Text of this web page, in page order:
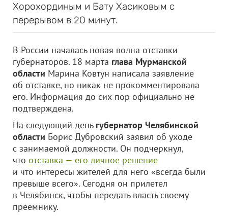
Хорохординым и Бату Хасиковым с
перерывом в 20 минут.
В России началась новая волна отставки
губернаторов. 18 марта глава Мурманской
области Марина Ковтун написала заявление
об отставке, но никак не прокомментировала
его. Информация до сих пор официально не
подтверждена.
На следующий день губернатор Челябинской
области Борис Дубровский заявил об уходе
с занимаемой должности. Он подчеркнул,
что отставка — его личное решение
и что интересы жителей для него «всегда были
превыше всего». Сегодня он прилетел
в Челябинск, чтобы передать власть своему
преемнику.